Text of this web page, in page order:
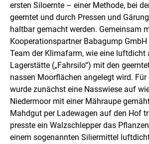
n
D
a
r
s
e
l
l
u
n
g
ersten Siloernte – einer Methode, bei
geerntet und durch Pressen und
haltbar gemacht werden. Gemeinsam
Kooperationspartner Babagump
Team der Klimafarm, wie eine luftdicht
Lagerstätte („Fahrsilo“) mit den
nassen Moorflächen angelegt wird. Für
wurde zunächst eine Nasswiese auf
Niedermoor mit einer Mähraupe
Mahdgut per Ladewagen auf den Hof
presste ein Walzschlepper das
einem sogenannten Siliermittel